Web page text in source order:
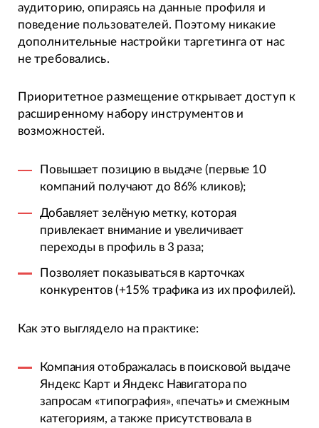
аудиторию, опираясь на данные профиля и
поведение пользователей. Поэтому никакие
дополнительные настройки таргетинга от нас
не требовались.
Приоритетное размещение открывает доступ к
расширенному набору инструментов и
возможностей.
Повышает позицию в выдаче (первые 10
компаний получают до 86% кликов);
Добавляет зелёную метку, которая
привлекает внимание и увеличивает
переходы в профиль в 3 раза;
Позволяет показываться в карточках
конкурентов (+15% трафика из их профилей).
Как это выглядело на практике:
Компания отображалась в поисковой выдаче
Яндекс Карт и Яндекс Навигатора по
запросам «типография», «печать» и смежным
категориям, а также присутствовала в